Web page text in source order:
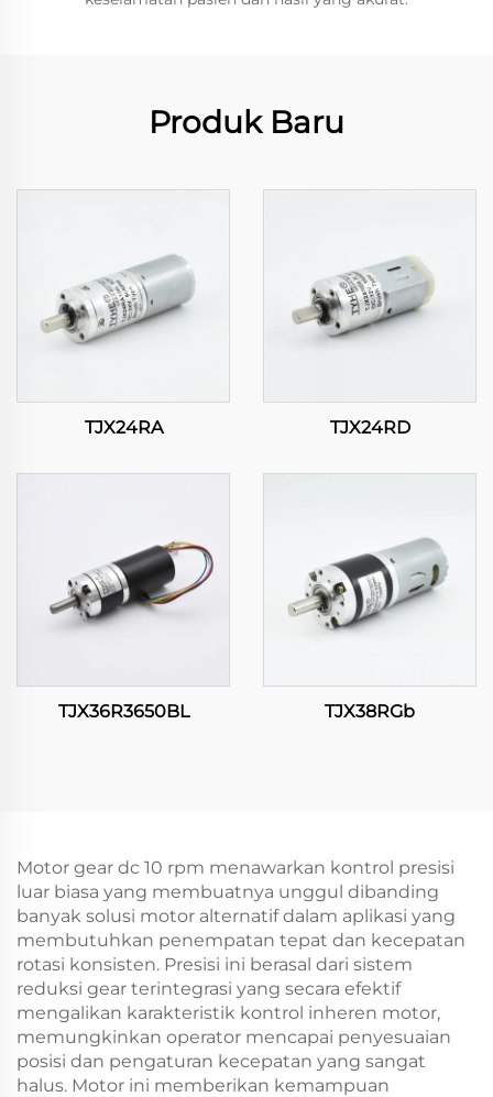
Produk Baru
TJX24RA TJX24RD
TJX36R3650BL TJX38RGb
Motor gear dc 10 rpm menawarkan kontrol presisi
luar biasa yang membuatnya unggul dibanding
banyak solusi motor alternatif dalam aplikasi yang
membutuhkan penempatan tepat dan kecepatan
rotasi konsisten. Presisi ini berasal dari sistem
reduksi gear terintegrasi yang secara efektif
mengalikan karakteristik kontrol inheren motor,
memungkinkan operator mencapai penyesuaian
posisi dan pengaturan kecepatan yang sangat
halus. Motor ini memberikan kemampuan